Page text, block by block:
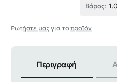
Βάρος:
Ρωτήστε μας για το προϊόν
Περιγραφή
Πριτσίνια αλουμινίου,